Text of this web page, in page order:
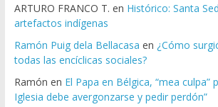
ARTURO FRANCO T. en Histórico: Santa
artefactos indígenas
Ramón Puig dela Bellacasa en ¿Cómo
todas las encíclicas sociales?
Ramón en El Papa en Bélgica, “mea culpa”
Iglesia debe avergonzarse y pedir perdón”